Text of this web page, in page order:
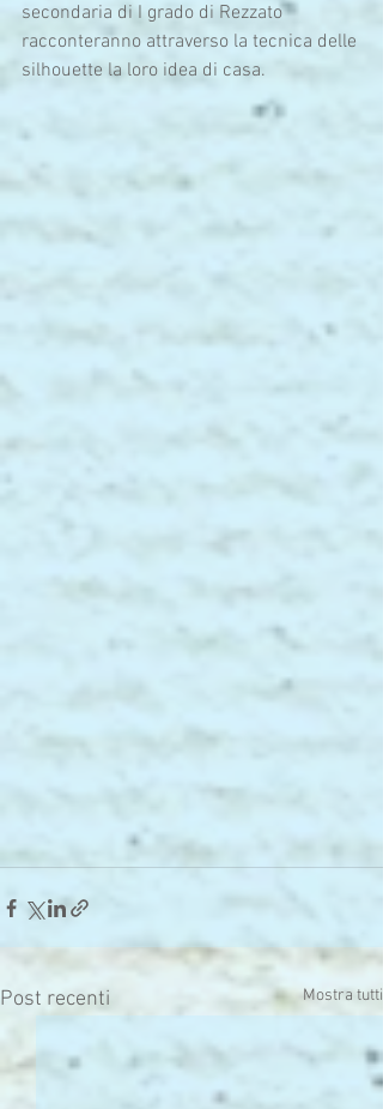
secondaria di I grado di Rezzato
racconteranno attraverso la tecnica delle
silhouette la loro idea di casa.
Post recenti Mostra tutti